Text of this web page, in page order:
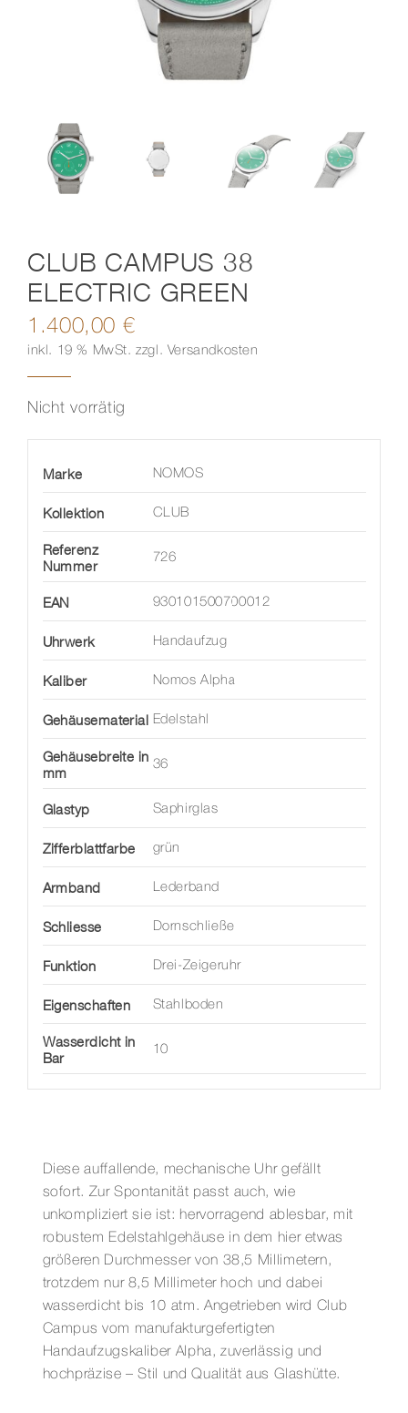
CLUB CAMPUS 38
ELECTRIC GREEN
1.400,00 €
inkl. 19 % MwSt. zzgl. Versandkosten
Nicht vorrätig
Marke NOMOS
Kollektion CLUB
Referenz
Nummer
726
EAN 930101500700012
Uhrwerk Handaufzug
Kaliber Nomos Alpha
Gehäusematerial Edelstahl
Gehäusebreite in
mm
36
Glastyp Saphirglas
Zifferblattfarbe grün
Armband Lederband
Schliesse Dornschließe
Funktion Drei-Zeigeruhr
Eigenschaften Stahlboden
Wasserdicht in
Bar
10
Diese auffallende, mechanische Uhr gefällt
sofort. Zur Spontanität passt auch, wie
unkompliziert sie ist: hervorragend ablesbar, mit
robustem Edelstahlgehäuse in dem hier etwas
größeren Durchmesser von 38,5 Millimetern,
trotzdem nur 8,5 Millimeter hoch und dabei
wasserdicht bis 10 atm. Angetrieben wird Club
Campus vom manufakturgefertigten
Handaufzugskaliber Alpha, zuverlässig und
hochpräzise – Stil und Qualität aus Glashütte.